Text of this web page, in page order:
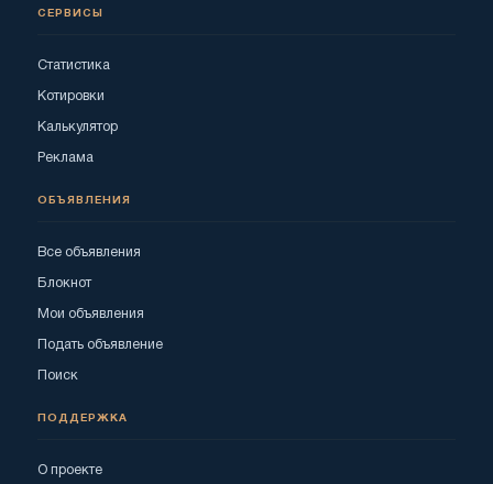
СЕРВИСЫ
Статистика
Котировки
Калькулятор
Реклама
ОБЪЯВЛЕНИЯ
Все объявления
Блокнот
Мои объявления
Подать объявление
Поиск
ПОДДЕРЖКА
О проекте